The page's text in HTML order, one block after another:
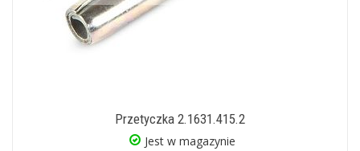
Przetyczka 2.1631.415.2
Jest w magazynie